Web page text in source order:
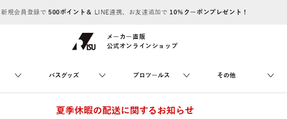
新規会員登録で500ポイント＆ LINE連携、お友達追加で 10％クーポンプレゼント！
メーカー直販
公式オンラインショップ
バスグッズ プロツールス その他
夏季休暇の配送に関するお知らせ